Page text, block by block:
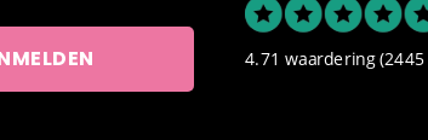
4.71 waardering